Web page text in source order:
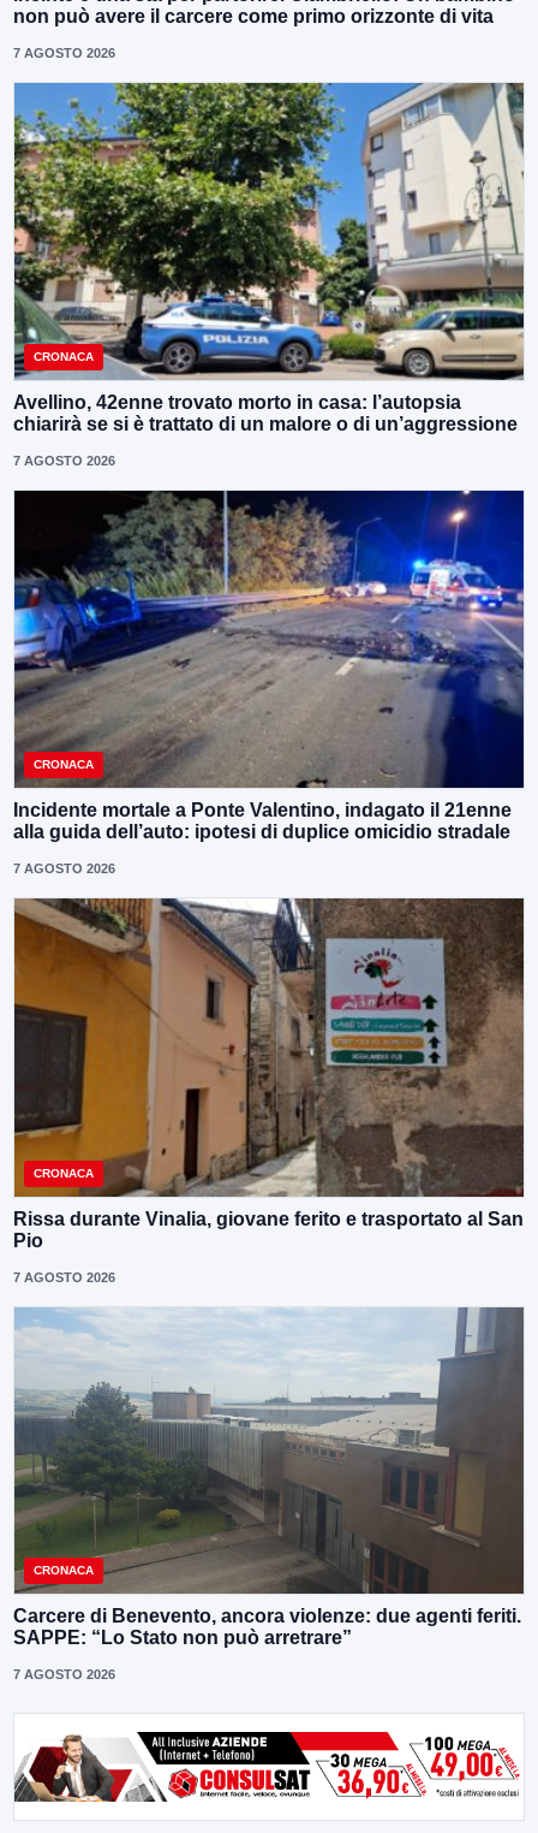
non può avere il carcere come primo orizzonte di vita
7 AGOSTO 2026
CRONACA
Avellino, 42enne trovato morto in casa: l’autopsia
chiarirà se si è trattato di un malore o di un’aggressione
7 AGOSTO 2026
CRONACA
Incidente mortale a Ponte Valentino, indagato il 21enne
alla guida dell’auto: ipotesi di duplice omicidio stradale
7 AGOSTO 2026
CRONACA
Rissa durante Vinalia, giovane ferito e trasportato al San
Pio
7 AGOSTO 2026
CRONACA
Carcere di Benevento, ancora violenze: due agenti feriti.
SAPPE: “Lo Stato non può arretrare”
7 AGOSTO 2026